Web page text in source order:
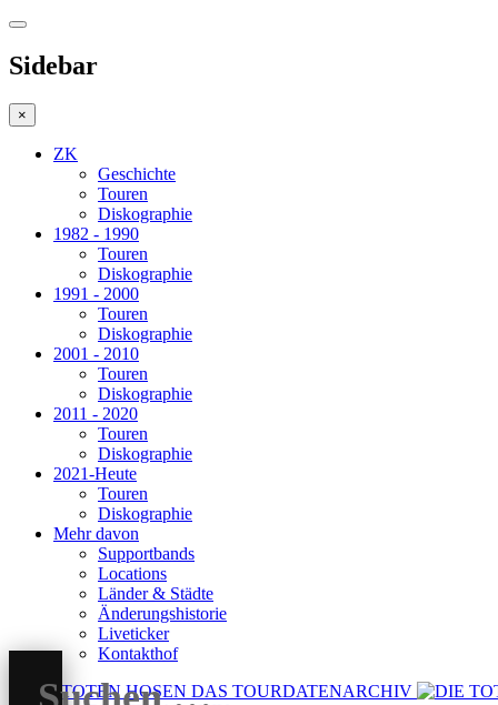
Sidebar
×
ZK
Geschichte
Touren
Diskographie
1982 - 1990
Touren
Diskographie
1991 - 2000
Touren
Diskographie
2001 - 2010
Touren
Diskographie
2011 - 2020
Touren
Diskographie
2021-Heute
Touren
Diskographie
Mehr davon
Supportbands
Locations
Länder & Städte
Änderungshistorie
Liveticker
Kontakthof